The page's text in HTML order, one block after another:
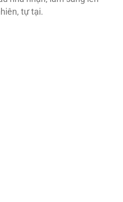
tự tại.